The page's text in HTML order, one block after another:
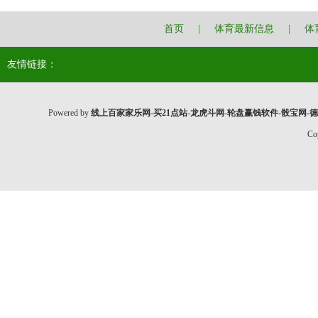
首页 体育最新信息 体
友情链接：
Powered by 线上百家家乐网-买21点站-龙虎斗网-轮盘赢钱软件-骰宝网-